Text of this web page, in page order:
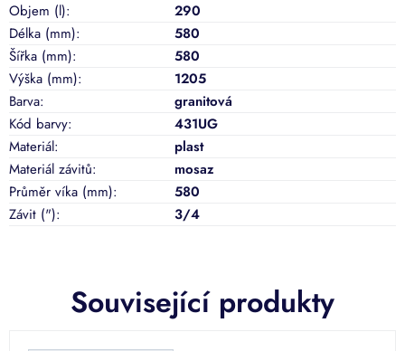
Související produkty
Objem (l):
290
Délka (mm):
580
Šířka (mm):
580
Výška (mm):
1205
Barva:
granitová
Kód barvy:
431UG
Materiál:
plast
Materiál závitů:
mosaz
Průměr víka (mm):
580
Závit ("): 3/4